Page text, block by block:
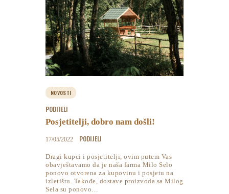
NOVOSTI
PODIJELI
Posjetitelji, dobro nam došli!
17/05/2022 PODIJELI
Dragi kupci i posjetitelji, ovim putem Vas
obavještavamo da je naša farma Milo Selo
ponovo otvorena za kupovinu i posjetu na
izletištu. Takođe, dostave proizvoda sa Milog
Sela su ponovo…